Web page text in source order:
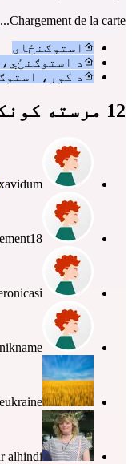
Chargement de la carte...
استوګنځای
د
د کور،
12 مرسته کونکي فعالیت کوي
nikname
alhindi